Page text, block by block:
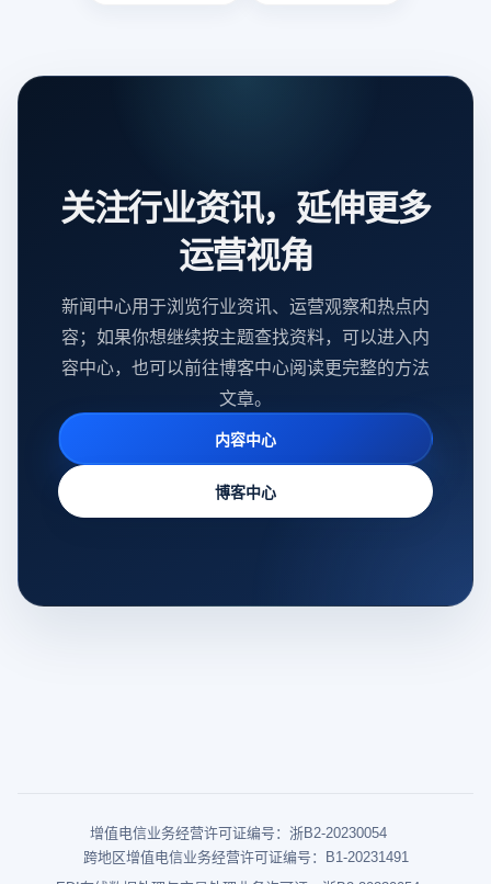
关注行业资讯，延伸更多
运营视角
新闻中心用于浏览行业资讯、运营观察和热点内
容；如果你想继续按主题查找资料，可以进入内
容中心，也可以前往博客中心阅读更完整的方法
文章。
内容中心
博客中心
增值电信业务经营许可证编号：浙B2-20230054
跨地区增值电信业务经营许可证编号：B1-20231491